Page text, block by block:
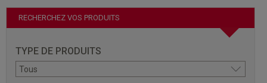
RECHERCHEZ VOS PRODUITS
TYPE DE PRODUITS